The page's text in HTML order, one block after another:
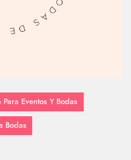
Para Eventos Y Bodas
Bodas